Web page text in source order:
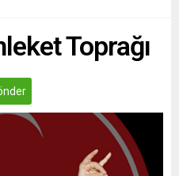
Toprağı